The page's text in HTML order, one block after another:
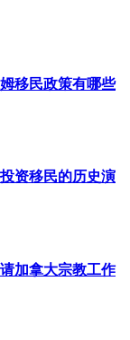
移民政策有哪些
资移民的历史演
加拿大宗教工作